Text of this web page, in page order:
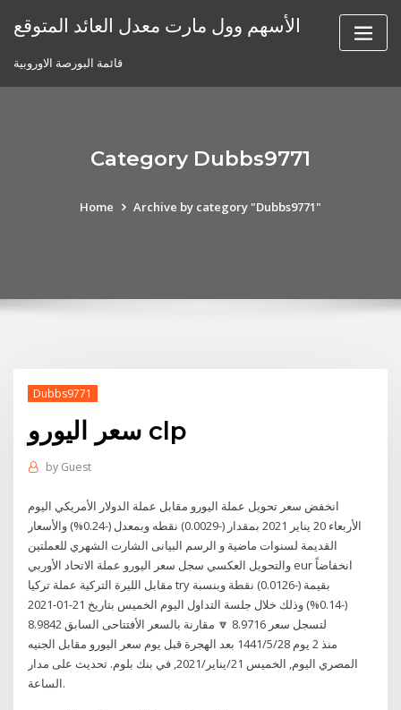
الأسهم وول مارت معدل العائد المتوقع
قائمة البورصة الاوروبية
Category Dubbs9771
Home Archive by category "Dubbs9771"
Dubbs9771
سعر اليورو clp
by Guest
انخفض سعر تحويل عملة اليورو مقابل عملة الدولار الأمريكي اليوم
الأربعاء 20 يناير 2021 بمقدار (-0.0029) نقطه وبمعدل (-0.24%) والأسعار
القديمة لسنوات ماضية و الرسم البيانى الشارت الشهري للعملتين
والتحويل العكسي سجل سعر اليورو عملة الاتحاد الأوربي eur انخفاضاً
مقابل الليرة التركية عملة تركيا try بقيمة (-0.0126) نقطة وبنسبة
(-0.14%) وذلك خلال جلسة التداول اليوم الخميس بتاريخ 21-01-2021
لتسجل سعر 8.9716 🔽 مقارنة بالسعر الأفتتاحى السابق 8.9842
منذ 2 يوم 28‏‏/5‏‏/1441 بعد الهجرة قبل يوم سعر اليورو مقابل الجنيه
المصري اليوم, الخميس 21/يناير/2021, في بنك بلوم. تحديث على مدار
الساعة.